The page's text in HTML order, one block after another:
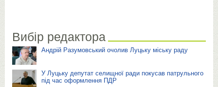
Вибір редактора
Андрій Разумовський очолив Луцьку міську раду
У Луцьку депутат селищної ради покусав патрульного
під час оформлення ПДР